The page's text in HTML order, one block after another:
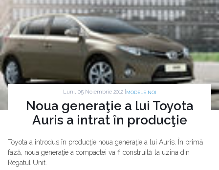
Luni, 05 Noiembrie 2012 | MODELE NOI
Noua generaţie a lui Toyota
Auris a intrat în producţie
Toyota a introdus în producţie noua generaţie a lui Auris. În primă
fază, noua generaţie a compactei va fi construită la uzina din
Regatul Unit.